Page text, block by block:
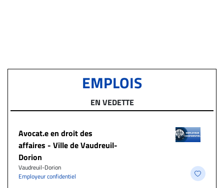
EMPLOIS
EN VEDETTE
Avocat.e en droit des
affaires - Ville de Vaudreuil-
Dorion
Vaudreuil-Dorion
Employeur confidentiel